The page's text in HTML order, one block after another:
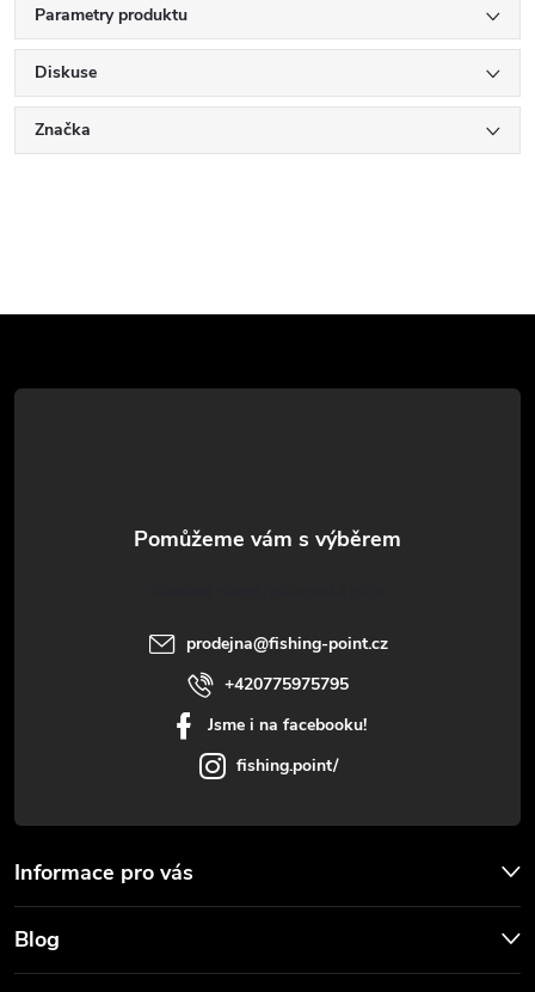
Parametry produktu
Diskuse
Značka
á
prodejna@fishing-point.cz
+420775975795
Jsme i na facebooku!
fishing.point/
Informace pro vás
Blog